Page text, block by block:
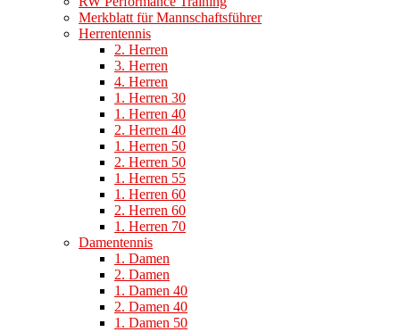
Merkblatt für Mannschaftsführer
Herrentennis
2. Herren
3. Herren
4. Herren
1. Herren 30
1. Herren 40
2. Herren 40
1. Herren 50
2. Herren 50
1. Herren 55
1. Herren 60
2. Herren 60
1. Herren 70
Damentennis
1. Damen
2. Damen
1. Damen 40
2. Damen 40
1. Damen 50